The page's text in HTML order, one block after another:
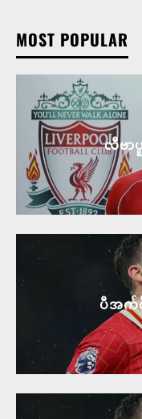
MOST POPULAR
လီဗာပူ
ပီအက်